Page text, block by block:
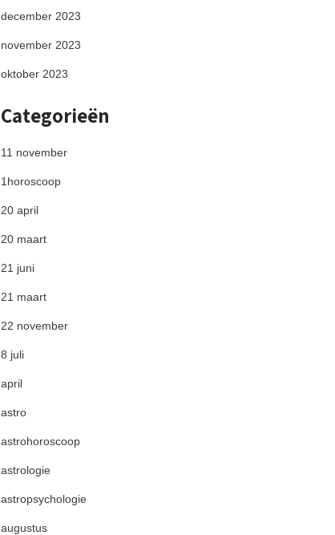
december 2023
november 2023
oktober 2023
Categorieën
11 november
1horoscoop
20 april
20 maart
21 juni
21 maart
22 november
8 juli
april
astro
astrohoroscoop
astrologie
astropsychologie
augustus